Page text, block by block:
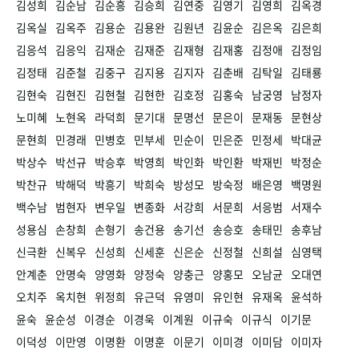
김성희
김순남 김순흥 김승희 김연중 김영기 김영희
김옥경
김옥실
김옥주 김용순 김용완 김원년 김윤순 김은옥 김은희
김응석
김응익 김재순 김재준 김재형 김재홍 김정애 김정임
김정태 김준철 김중구 김지용 김지자 김춘배 김탁일
김태룡
김현숙 김현진 김현철 김현한 김호정 김홍숙 남궁영
남정자
노미혜 노현옥 라덕희 문기대 문명선 문은이 문재동 문현상
문현희
민경래 민병호 민부세 민순이 민은준 민정세 박대균
박상수 박선규 박승후 박영희 박인화 박인환 박재빈
박정순
박찬규 박해덕 박흥기 박희숙 방성모 방숙정 배은영
백명원
백수남 범현자 변우일 변종화 서강희 서문희 서응범
서재수
성용심 손창희 손형기 송건용 송기선 송승호 송태민 송후남
신극환 신복우 신성희 신세훈 신은순 신정철 신희설
심영택
안계춘 안명숙 양영화 양정숙 양충근 양홍모 오남균 오대연
오치주 옥치현 위정희 유근덕 유영미 유인현 유재옥 윤석하
윤숙 윤순성 이경순 이경욱 이계원 이규숙 이규식
이기문
이덕성
이만영 이명환 이명훈 이문기 이미경 이미담 이미자